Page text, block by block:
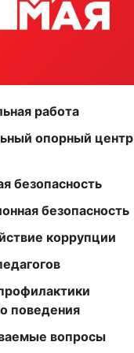
работа
опорный центр
безопасность
безопасность
коррупции
поведения
вопросы